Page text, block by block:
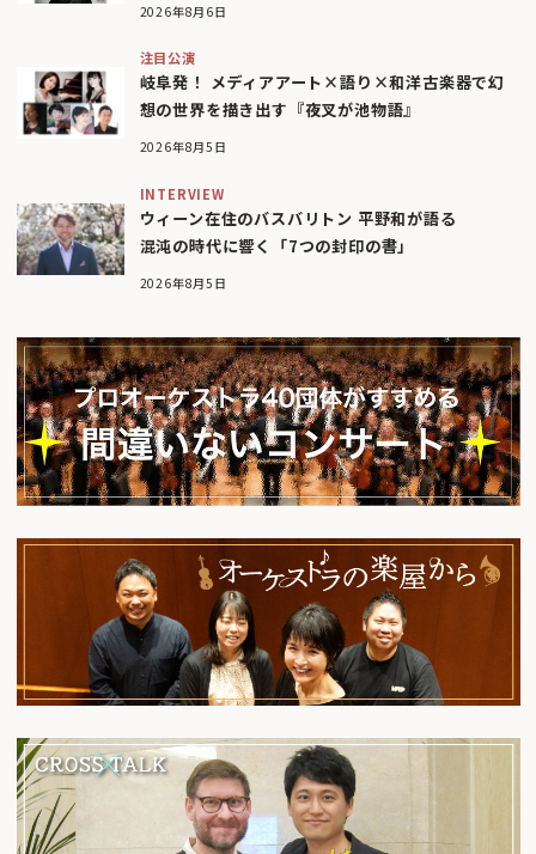
2026年8月6日
注目公演
岐阜発！ メディアアート×語り×和洋古楽器で幻
想の世界を描き出す『夜叉が池物語』
2026年8月5日
INTERVIEW
ウィーン在住のバスバリトン 平野和が語る
混沌の時代に響く「7つの封印の書」
2026年8月5日